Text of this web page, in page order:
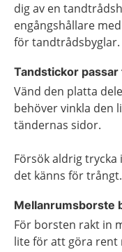
dig av en
engångshållare
för tandtrådsbyglar.
Tandstickor
Vänd den platta
behöver vinkla den
tändernas sidor.
Försök aldrig
det känns för trångt.
Mellanrumsborste
För borsten rakt in
lite för att göra rent